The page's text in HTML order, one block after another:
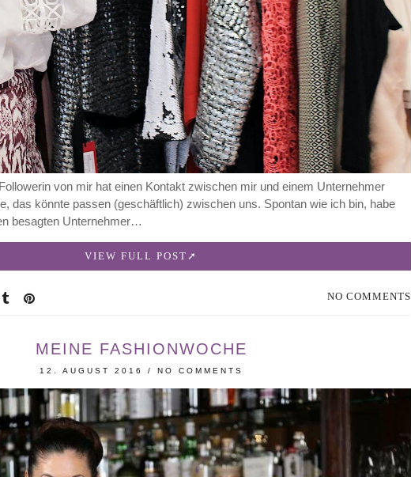
von mir hat einen Kontakt zwischen mir und einem Unternehmer
das könnte passen (geschäftlich) zwischen uns. Spontan wie ich bin, habe
besagten Unternehmer…
VIEW FULL POST
NO COMMENTS
MEINE FASHIONWOCHE
12. AUGUST 2016 / NO COMMENTS